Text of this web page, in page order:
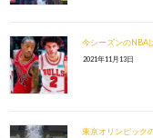
今シーズンのNBA
2021年11月13日
東京オリンピック